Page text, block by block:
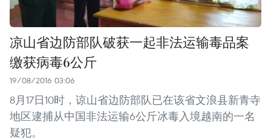
凉山省边防部队破获一起非法运输毒品案
缴获病毒6公斤
19/08/2016 03:06
8月17日10时，谅山省边防部队已在该省文浪县新青寺
地区逮捕从中国非法运输6公斤冰毒入境越南的一名
疑犯。